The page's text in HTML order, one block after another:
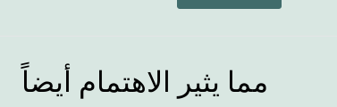
مما يثير الاهتمام أيضاً